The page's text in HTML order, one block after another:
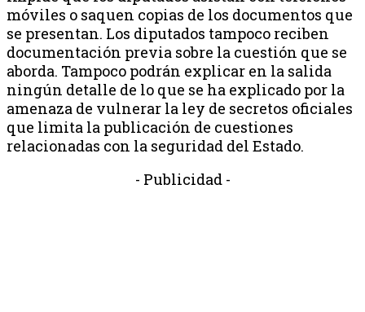
móviles o saquen copias de los documentos que
se presentan. Los diputados tampoco reciben
documentación previa sobre la cuestión que se
aborda. Tampoco podrán explicar en la salida
ningún detalle de lo que se ha explicado por la
amenaza de vulnerar la ley de secretos oficiales
que limita la publicación de cuestiones
relacionadas con la seguridad del Estado.
- Publicidad -